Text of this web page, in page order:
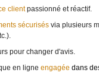
clientpassionné et réactif.
sécurisésvia plusieurs
pour changer d'avis.
en ligne engagée dans